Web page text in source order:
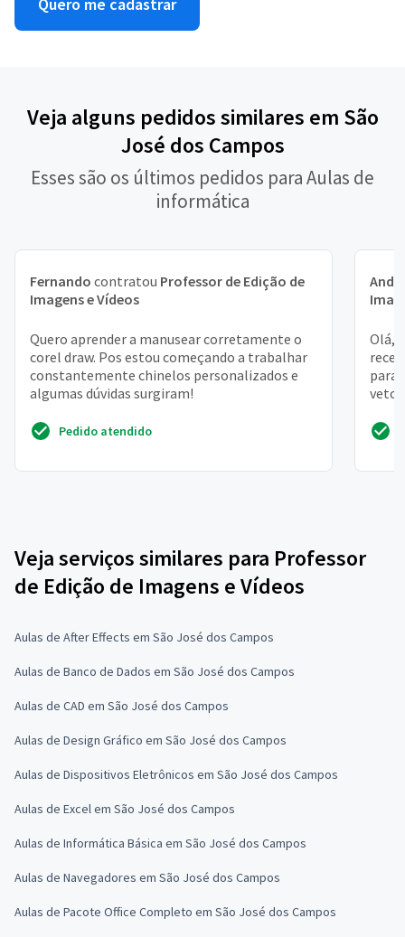
Veja alguns pedidos similares em São
José dos Campos
Esses são os últimos pedidos para Aulas de
informática
Fernando contratou Professor de Edição de
Imagens e Vídeos
Quero aprender a manusear corretamente o
corel draw. Pos estou começando a trabalhar
constantemente chinelos personalizados e
algumas dúvidas surgiram!
Pedido atendido
Olá,
para
Veja serviços similares para Professor
de Edição de Imagens e Vídeos
Aulas de After Effects em São José dos Campos
Aulas de Banco de Dados em São José dos Campos
Aulas de CAD em São José dos Campos
Aulas de Design Gráfico em São José dos Campos
Aulas de Dispositivos Eletrônicos em São José dos Campos
Aulas de Excel em São José dos Campos
Aulas de Informática Básica em São José dos Campos
Aulas de Navegadores em São José dos Campos
Aulas de Pacote Office Completo em São José dos Campos